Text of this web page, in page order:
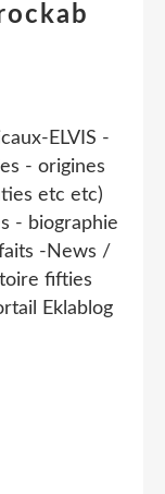
ELVIS -
- origines
etc etc)
- biographie
-News /
fifties
Eklablog